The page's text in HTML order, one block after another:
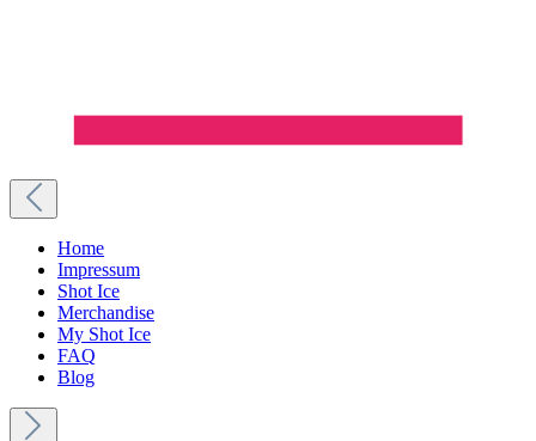
Home
Impressum
Shot Ice
Merchandise
My Shot Ice
FAQ
Blog